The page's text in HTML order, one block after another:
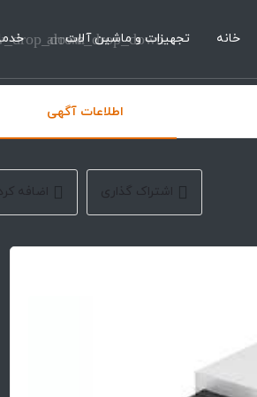
خانه تجهیزات و ماشین آلات
arrow_drop_down
اطلاعات آگهی
اشتراک گذاری اضافه